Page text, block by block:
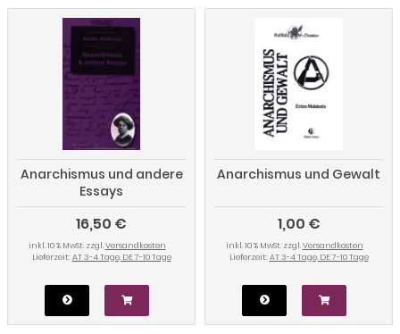
Anarchismus und andere
Essays
16,50 €
inkl. 10 % MwSt. zzgl.Versandkosten
Lieferzeit: AT 3-4 Tage, DE 7-10 Tage
Anarchismus und Gewalt
1,00 €
inkl. 10 % MwSt. zzgl.Versandkosten
Lieferzeit: AT 3-4 Tage, DE 7-10 Tage